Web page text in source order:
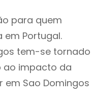
para quem
Portugal.
tem-se tornado
ao impacto da
em Sao Domingos